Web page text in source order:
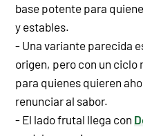
base potente para
y estables.
- Una variante parecida
origen, pero con un ciclo
para quienes quieren
renunciar al sabor.
- El lado frutal llega con